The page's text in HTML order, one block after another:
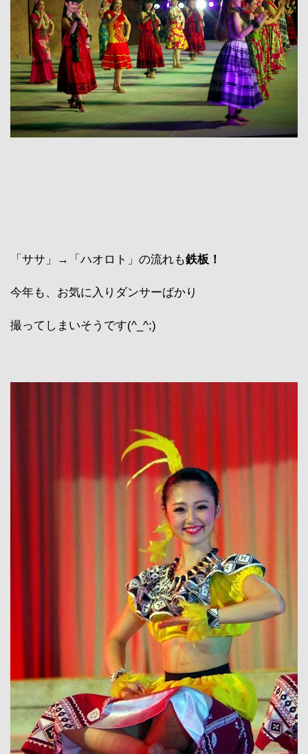
「ササ」→「ハオロト」の流れも鉄板！
今年も、お気に入りダンサーばかり
撮ってしまいそうです(^_^;)